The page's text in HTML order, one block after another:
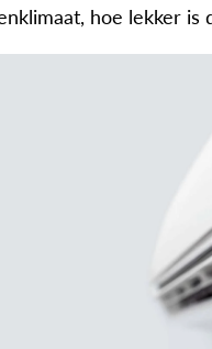
hoe lekker is